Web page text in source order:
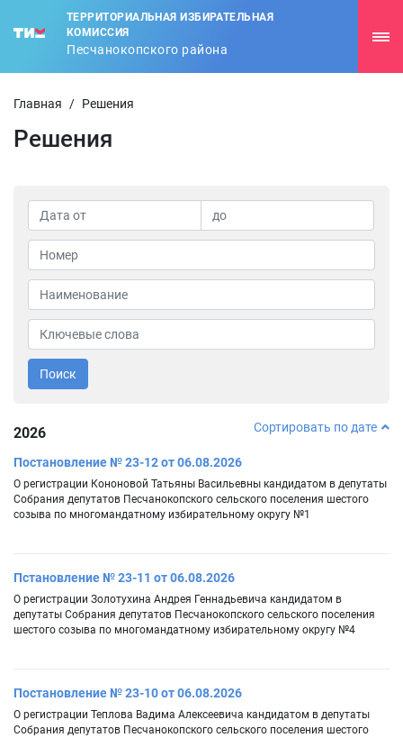
ТЕРРИТОРИАЛЬНАЯ ИЗБИРАТЕЛЬНАЯ
КОМИССИЯ
Песчанокопского района
Главная / Решения
Решения
Поиск
2026 Сортировать по дате
Постановление № 23-12 от 06.08.2026
О регистрации Кононовой Татьяны Васильевны кандидатом в депутаты
Собрания депутатов Песчанокопского сельского поселения шестого
созыва по многомандатному избирательному округу №1
Пстановление № 23-11 от 06.08.2026
О регистрации Золотухина Андрея Геннадьевича кандидатом в
депутаты Собрания депутатов Песчанокопского сельского поселения
шестого созыва по многомандатному избирательному округу №4
Постановление № 23-10 от 06.08.2026
О регистрации Теплова Вадима Алексеевича кандидатом в депутаты
Собрания депутатов Песчанокопского сельского поселения шестого